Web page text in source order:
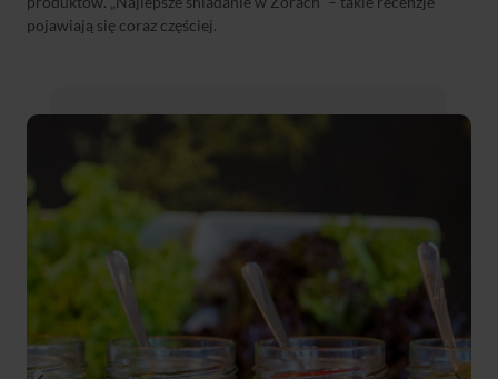
pojawiają się coraz częściej.